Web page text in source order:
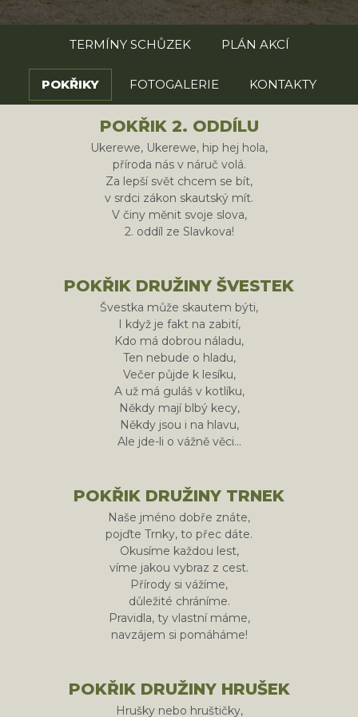
TERMÍNY SCHŮZEK PLÁN AKCÍ
POKŘIKY FOTOGALERIE KONTAKTY
POKŘIK 2. ODDÍLU
Ukerewe, Ukerewe, hip hej hola,
příroda nás v náruč volá.
Za lepší svět chcem se bít,
v srdci zákon skautský mít.
V činy měnit svoje slova,
2. oddíl ze Slavkova!
POKŘIK DRUŽINY ŠVESTEK
Švestka může skautem býti,
I když je fakt na zabití,
Kdo má dobrou náladu,
Ten nebude o hladu,
Večer půjde k lesíku,
A už má guláš v kotlíku,
Někdy mají blbý kecy,
Někdy jsou i na hlavu,
Ale jde-li o vážně věci…
POKŘIK DRUŽINY TRNEK
Naše jméno dobře znáte,
pojďte Trnky, to přec dáte.
Okusíme každou lest,
víme jakou vybraz z cest.
Přírody si vážíme,
důležité chráníme.
Pravidla, ty vlastní máme,
navzájem si pomáháme!
POKŘIK DRUŽINY HRUŠEK
Hrušky nebo hruštičky,